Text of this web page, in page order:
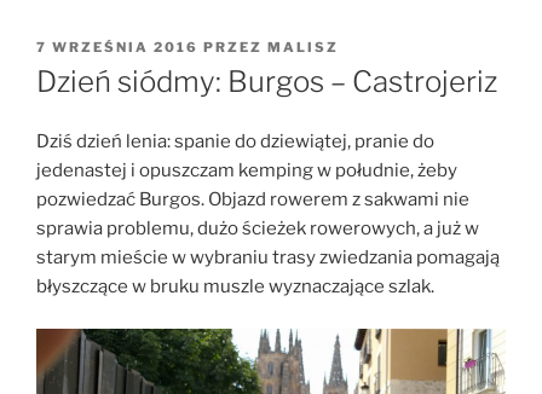
OPUBLIKOWANE
W
7 WRZEŚNIA 2016 PRZEZ MALISZ
Dzień siódmy: Burgos – Castrojeriz
Dziś dzień lenia: spanie do dziewiątej, pranie do
jedenastej i opuszczam kemping w południe, żeby
pozwiedzać Burgos. Objazd rowerem z sakwami nie
sprawia problemu, dużo ścieżek rowerowych, a już w
starym mieście w wybraniu trasy zwiedzania pomagają
błyszczące w bruku muszle wyznaczające szlak.